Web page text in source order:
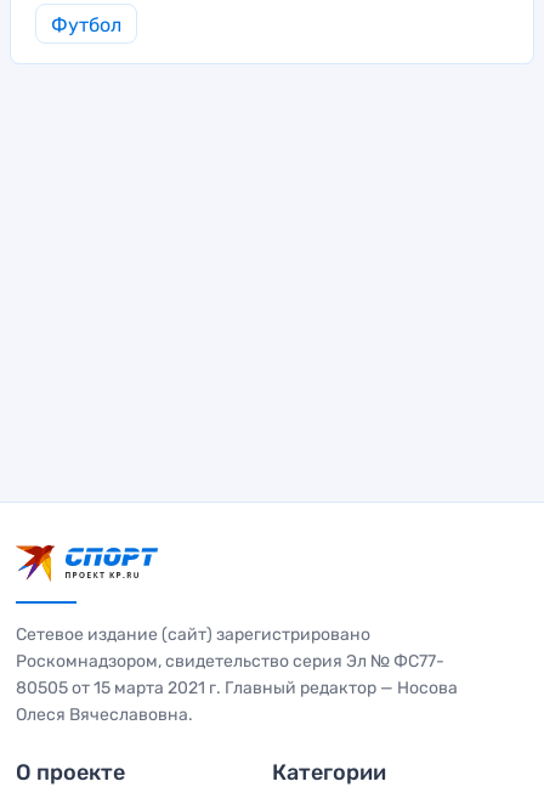
Футбол
Сетевое издание (сайт) зарегистрировано
Роскомнадзором, свидетельство серия Эл № ФС77-
80505 от 15 марта 2021 г. Главный редактор — Носова
Олеся Вячеславовна.
О проекте Категории